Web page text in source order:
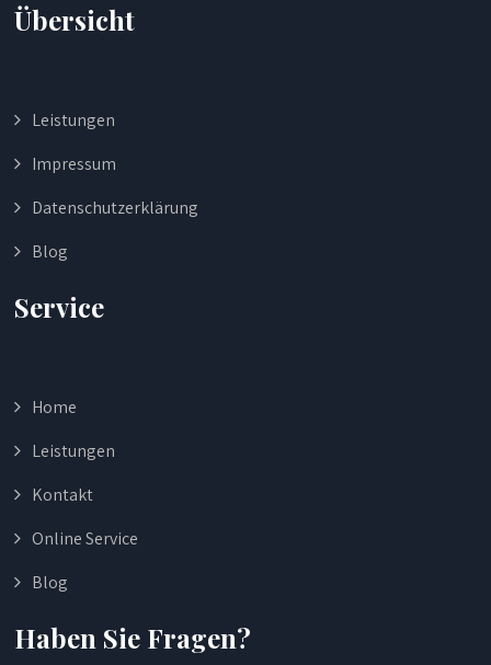
Übersicht
Leistungen
Impressum
Datenschutzerklärung
Blog
Service
Home
Leistungen
Kontakt
Online Service
Blog
Haben Sie Fragen?